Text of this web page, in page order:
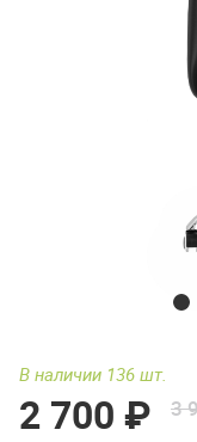
В наличии 136 шт.
2 700 ₽ 3